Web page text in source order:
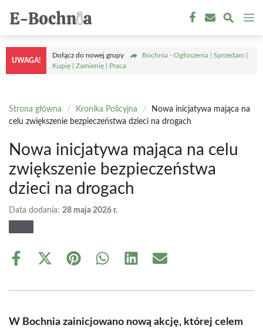
treści
UWAGA!
Dołącz do nowej grupy
Bochnia - Ogłoszenia | Sprzedam |
Kupię | Zamienię | Praca
Strona główna / Kronika Policyjna /
Nowa inicjatywa mająca na
celu zwiększenie bezpieczeństwa dzieci na drogach
Nowa inicjatywa mająca na celu
zwiększenie bezpieczeństwa
dzieci na drogach
Data dodania: 28 maja 2026 r.
Share
Share
(Twitter)
Share Share Share Share
W Bochnia zainicjowano nową akcję, której celem